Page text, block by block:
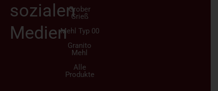
sozialen
Medien
Grober
Grieß
Mehl Typ 00
Granito
Mehl
Alle
Produkte